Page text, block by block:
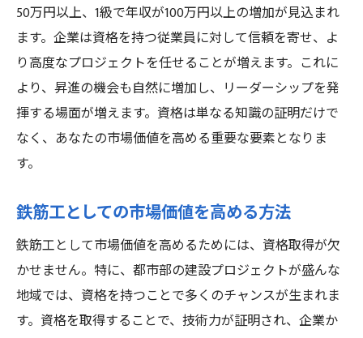
50万円以上、1級で年収が100万円以上の増加が見込まれ
ます。企業は資格を持つ従業員に対して信頼を寄せ、よ
り高度なプロジェクトを任せることが増えます。これに
より、昇進の機会も自然に増加し、リーダーシップを発
揮する場面が増えます。資格は単なる知識の証明だけで
なく、あなたの市場価値を高める重要な要素となりま
す。
鉄筋工としての市場価値を高める方法
鉄筋工として市場価値を高めるためには、資格取得が欠
かせません。特に、都市部の建設プロジェクトが盛んな
地域では、資格を持つことで多くのチャンスが生まれま
す。資格を取得することで、技術力が証明され、企業か